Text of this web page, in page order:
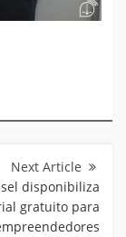
disponibiliza
gratuito para